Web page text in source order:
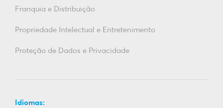
Franquia e Distribuição
Propriedade Intelectual e Entretenimento
Proteção de Dados e Privacidade
Idiomas: